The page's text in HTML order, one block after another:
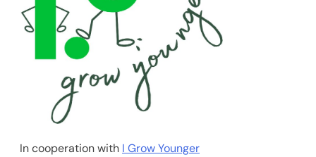
In cooperation with I Grow Younger